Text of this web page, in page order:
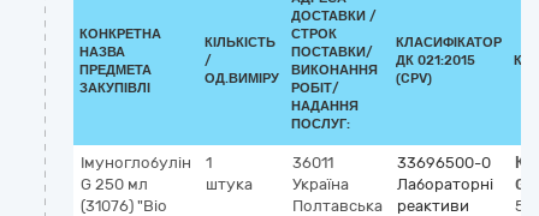
КОНКРЕТНА
НАЗВА
ПРЕДМЕТА
ЗАКУПІВЛІ
КІЛЬКІСТЬ
/
ОД.ВИМІРУ
ДОСТАВКИ /
СТРОК
ПОСТАВКИ/
ВИКОНАННЯ
РОБІТ/
НАДАННЯ
ПОСЛУГ:
КЛАСИФІКАТОР
ДК 021:2015
(CPV)
Імуноглобулін
G 250 мл
(31076) "Віо
1
штука
36011
Україна
Полтавська
33696500-0
Лабораторні
реактиви